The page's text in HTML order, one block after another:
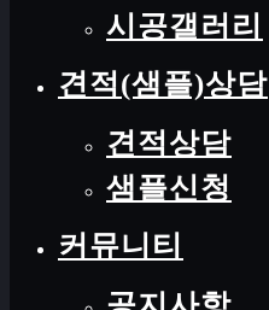
시공갤러리
견적(샘플)상담
견적상담
샘플신청
커뮤니티